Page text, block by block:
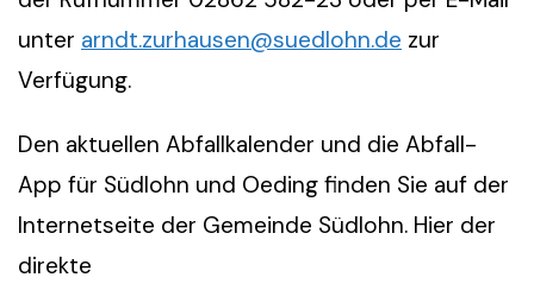
unter arndt.zurhausen@suedlohn.de zur
Verfügung.
Den aktuellen Abfallkalender und die Abfall-
App für Südlohn und Oeding finden Sie auf der
Internetseite der Gemeinde Südlohn. Hier der
direkte